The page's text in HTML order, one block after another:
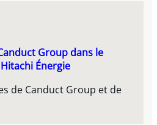
Group dans le
Énergie
de Canduct Group et de